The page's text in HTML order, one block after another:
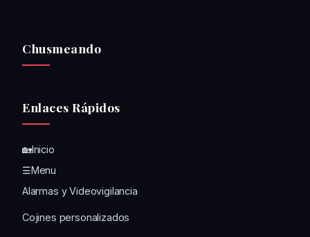
Chusmeando
Enlaces Rápidos
🏡Inicio
☰Menu
Alarmas y Videovigilancia
Cojines personalizados